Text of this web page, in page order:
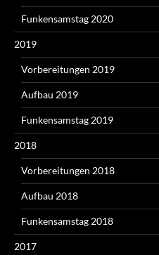
Funkensamstag 2020
2019
Vorbereitungen 2019
Aufbau 2019
Funkensamstag 2019
2018
Vorbereitungen 2018
Aufbau 2018
Funkensamstag 2018
2017